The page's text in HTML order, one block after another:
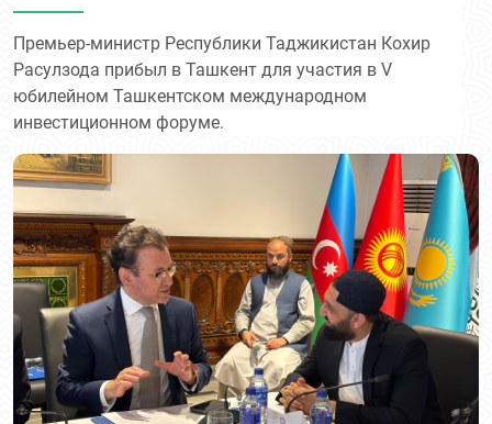
инвестиционном форуме
Премьер-министр Республики Таджикистан Кохир
Расулзода прибыл в Ташкент для участия в V
юбилейном Ташкентском международном
инвестиционном форуме.